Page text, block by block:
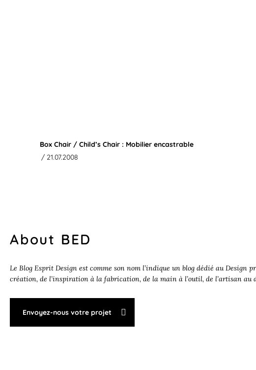
Box Chair / Child’s Chair : Mobilier encastrable
/ 21.07.2008
About BED
Le Blog Esprit Design est comme son nom l’indique un blog dédié au Design
création, de l’inspiration à la fabrication, de la main à l’outil, de l’artisan au
Envoyez-nous votre projet